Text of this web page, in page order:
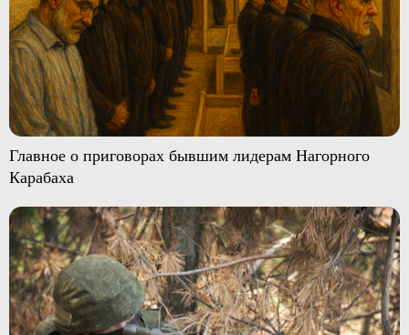
Главное о приговорах бывшим лидерам Нагорного
Карабаха